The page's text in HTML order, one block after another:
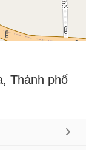
Thành phố